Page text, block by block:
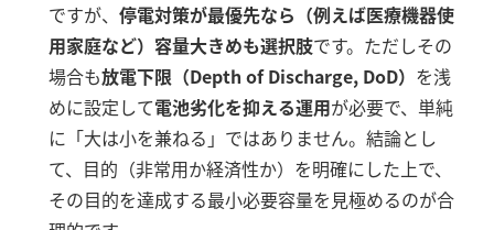
ですが、 停電対策が最優先なら（例えば医療機器使
用家庭など）容量大きめも選択肢です。ただしその
場合も放電下限（Depth of Discharge, DoD） を浅
めに設定して電池劣化を抑える運用が必要で、単純
に「大は小を兼ねる」ではありません。結論とし
て、目的（非常用か経済性か）を明確にした上で、
その目的を達成する最小必要容量を見極めるのが合